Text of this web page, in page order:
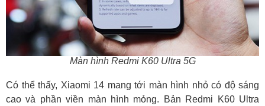
Màn hình Redmi K60 Ultra 5G
Có thể thấy, Xiaomi 14 mang tới màn hình nhỏ có độ sáng
cao và phần viền màn hình mỏng. Bản Redmi K60 Ultra